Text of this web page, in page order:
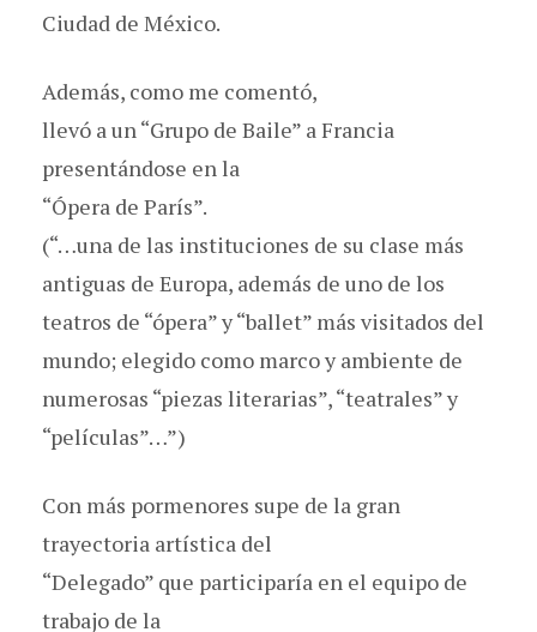
Ciudad de México.
Además, como me comentó,
llevó a un “Grupo de Baile” a Francia
presentándose en la
“Ópera de París”.
(“…una de las instituciones de su clase más
antiguas de Europa, además de uno de los
teatros de “ópera” y “ballet” más visitados del
mundo; elegido como marco y ambiente de
numerosas “piezas literarias”, “teatrales” y
“películas”…”)
Con más pormenores supe de la gran
trayectoria artística del
“Delegado” que participaría en el equipo de
trabajo de la